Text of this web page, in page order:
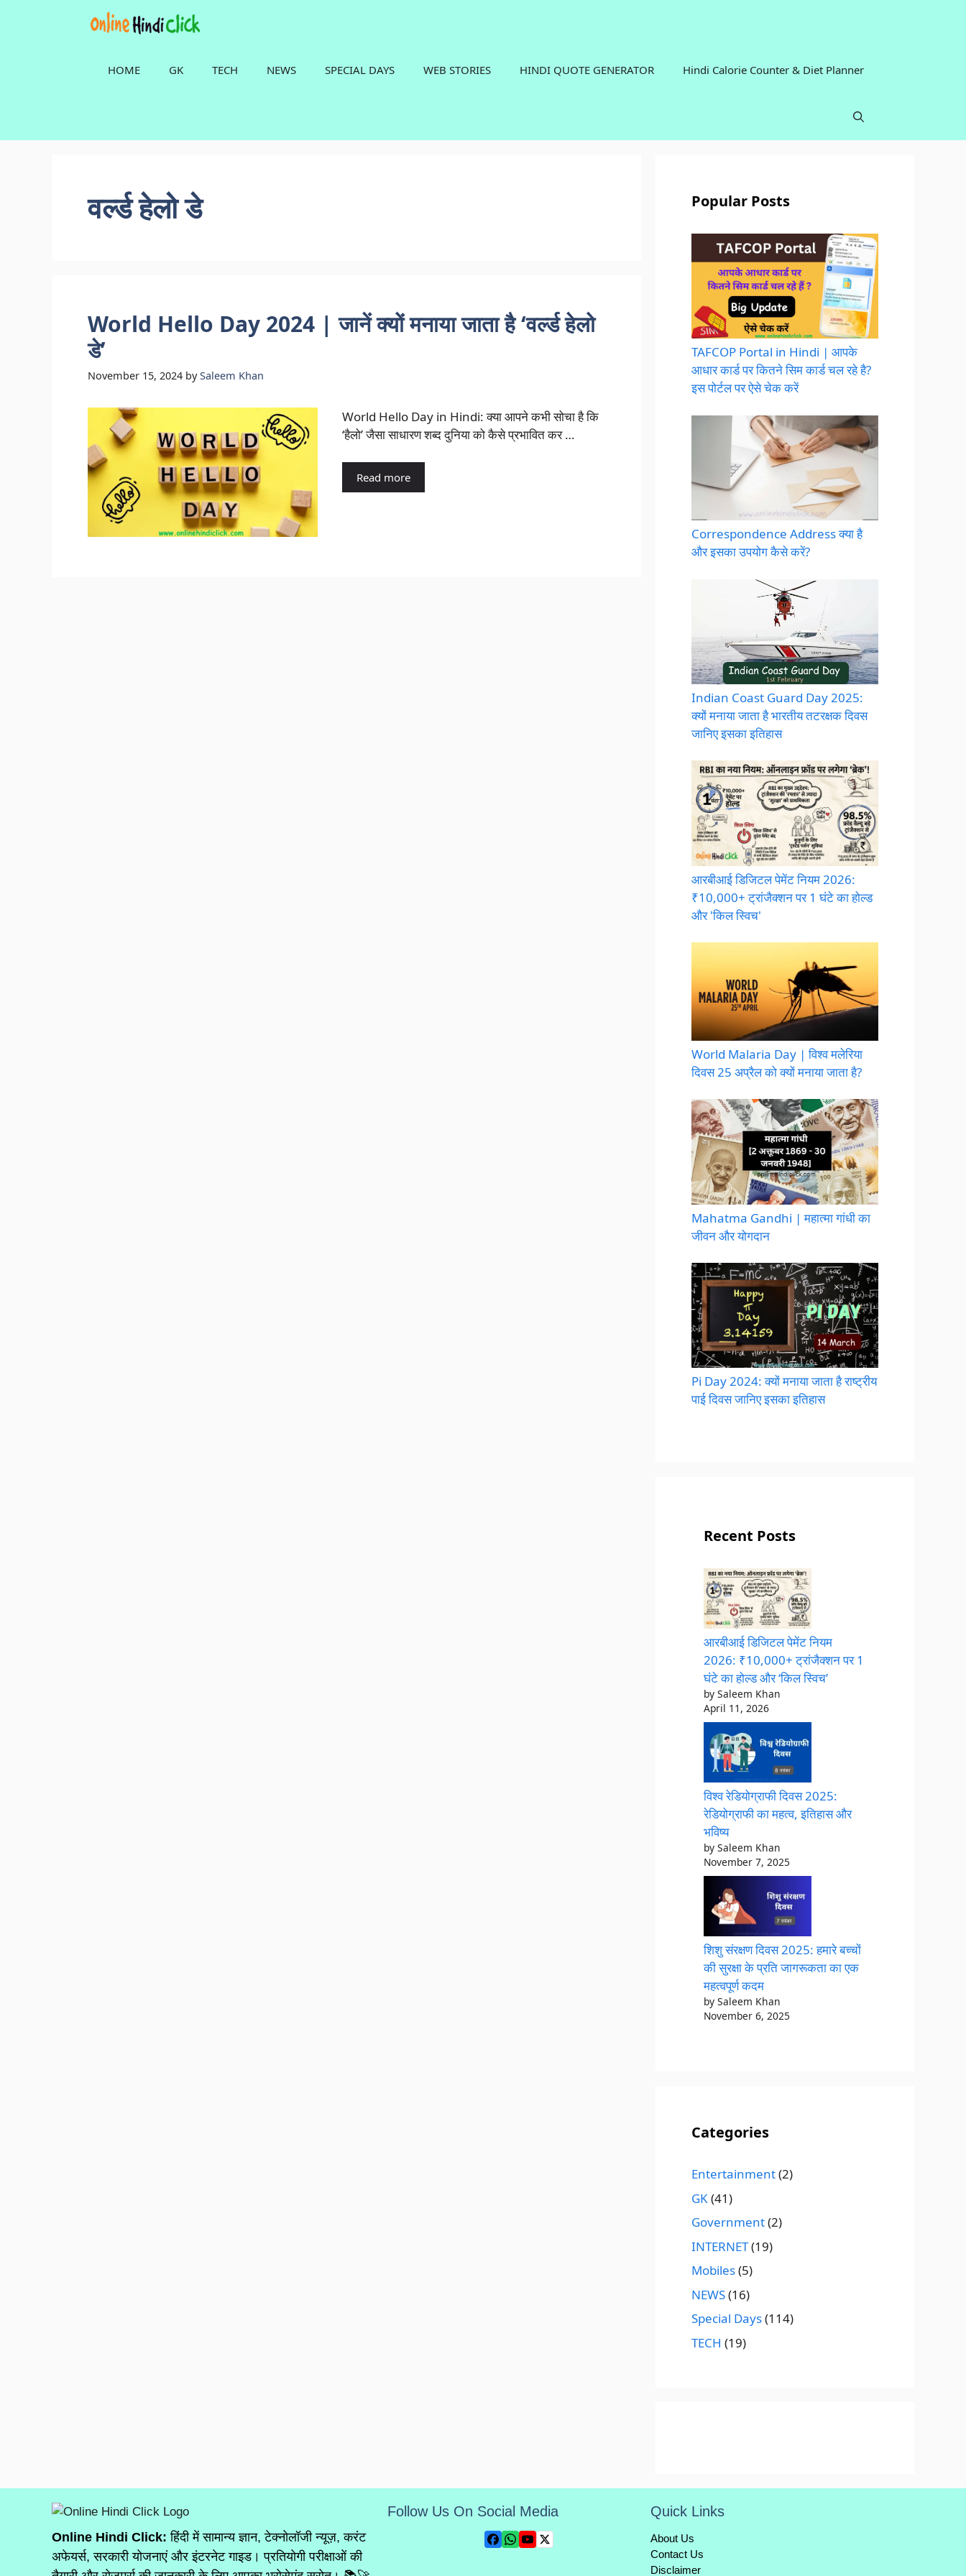
HOME GK TECH NEWS SPECIAL DAYS WEB STORIES HINDI QUOTE GENERATOR Hindi Calorie Counter & Diet Planner
वर्ल्ड हेलो डे
World Hello Day 2024 | जानें क्यों मनाया जाता है ‘वर्ल्ड हेलो
डे’
November 15, 2024 bySaleem Khan
World Hello Day in Hindi: क्या आपने कभी सोचा है कि
‘हैलो’ जैसा साधारण शब्द दुनिया को कैसे प्रभावित कर …
Read more
Popular Posts
TAFCOP Portal in Hindi | आपके
आधार कार्ड पर कितने सिम कार्ड चल रहे है?
इस पोर्टल पर ऐसे चेक करें
Correspondence Address क्या है
और इसका उपयोग कैसे करें?
Indian Coast Guard Day 2025:
क्यों मनाया जाता है भारतीय तटरक्षक दिवस
जानिए इसका इतिहास
आरबीआई डिजिटल पेमेंट नियम 2026:
₹10,000+ ट्रांजैक्शन पर 1 घंटे का होल्ड
और 'किल स्विच'
World Malaria Day | विश्व मलेरिया
दिवस 25 अप्रैल को क्यों मनाया जाता है?
Mahatma Gandhi | महात्मा गांधी का
जीवन और योगदान
Pi Day 2024: क्यों मनाया जाता है राष्ट्रीय
पाई दिवस जानिए इसका इतिहास
Recent Posts
आरबीआई डिजिटल पेमेंट नियम
2026: ₹10,000+ ट्रांजैक्शन पर 1
घंटे का होल्ड और ‘किल स्विच’
by Saleem Khan
April 11, 2026
विश्व रेडियोग्राफी दिवस 2025:
रेडियोग्राफी का महत्व, इतिहास और
भविष्य
by Saleem Khan
November 7, 2025
शिशु संरक्षण दिवस 2025: हमारे बच्चों
की सुरक्षा के प्रति जागरूकता का एक
महत्वपूर्ण कदम
by Saleem Khan
November 6, 2025
Categories
Entertainment(2)
GK(41)
Government(2)
INTERNET(19)
Mobiles(5)
NEWS(16)
Special Days(114)
TECH (19)
Online Hindi Click: हिंदी में सामान्य ज्ञान, टेक्नोलॉजी न्यूज़, करंट
अफेयर्स, सरकारी योजनाएं और इंटरनेट गाइड। प्रतियोगी परीक्षाओं की
Follow Us On Social Media Quick Links
About Us
Contact Us
Disclaimer